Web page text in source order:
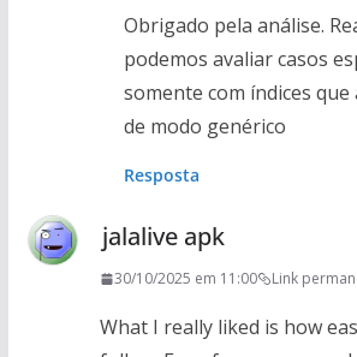
Obrigado pela análise.
podemos avaliar casos
somente com índices
de modo genérico
Resposta
jalalive apk
30/10/2025 em 11:00 Link
What I really liked is how